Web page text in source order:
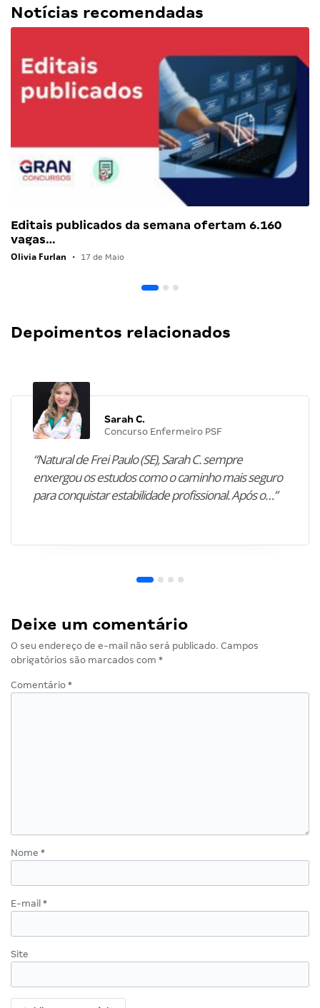
Notícias recomendadas
Editais publicados da semana ofertam 6.160
vagas…
Olivia Furlan • 17 de Maio
Depoimentos relacionados
Sarah C.
Concurso Enfermeiro PSF
“Natural de Frei Paulo (SE), Sarah C. sempre
enxergou os estudos como o caminho mais seguro
para conquistar estabilidade profissional. Após o…”
Deixe um comentário
O seu endereço de e-mail não será publicado. Campos
obrigatórios são marcados com *
Comentário *
Nome *
E-mail *
Site